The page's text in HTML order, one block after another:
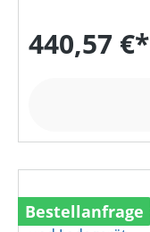
440,57 €*
Bestellanfrage